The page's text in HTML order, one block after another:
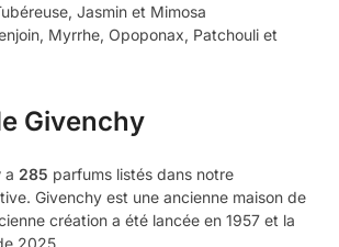
Jasmin et Mimosa
Myrrhe, Opoponax, Patchouli et
Givenchy
a 285 parfums listés dans notre
Givenchy est une ancienne maison de
création a été lancée en 1957 et la
2025.